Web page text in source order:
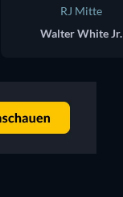
RJ Mitte
Walter White Jr.